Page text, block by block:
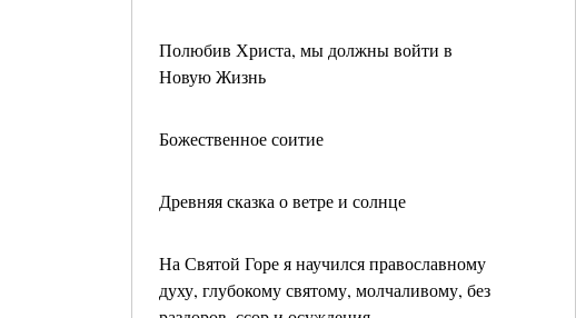
Полюбив Христа, мы должны войти в
Новую Жизнь
Божественное соитие
Древняя сказка о ветре и солнце
На Святой Горе я научился православному
духу, глубокому святому, молчаливому, без